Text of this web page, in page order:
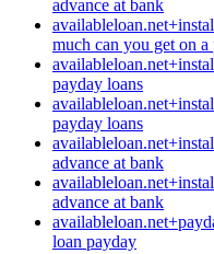
advance at bank
much can you get on a
payday loans
payday loans
advance at bank
advance at bank
loan payday